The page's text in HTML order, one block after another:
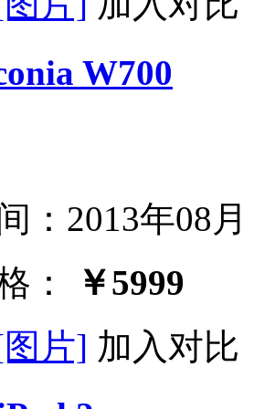
W700
：2013年08月
：
￥5999
片] 加入对比